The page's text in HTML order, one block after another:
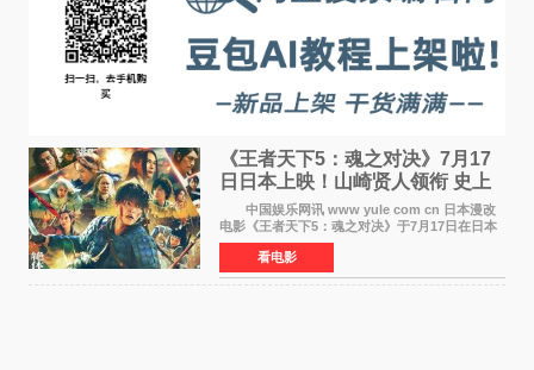
《王者天下5：魂之对决》7月17
日日本上映！山崎贤人领衔 史上
最大“函谷关防卫战”
中国娱乐网讯 www yule com cn 日本漫改
电影《王者天下5：魂之对决》于7月17日在日本
全国上映。这部由佐藤信介执导、山崎贤人主演
的历史动作片，改编自原泰久同名人气漫画，继
续讲述信和漂
看电影